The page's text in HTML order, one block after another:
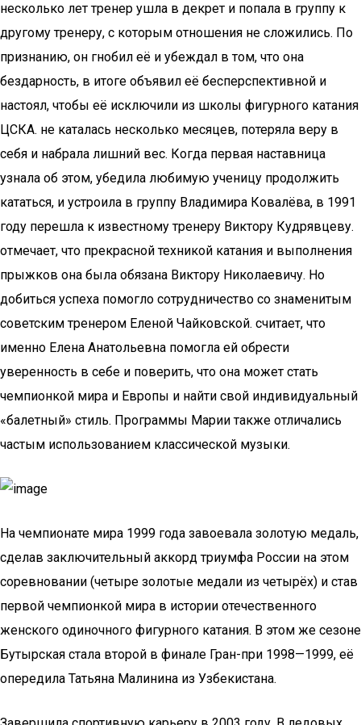
несколько лет тренер ушла в декрет и попала в группу к
другому тренеру, с которым отношения не сложились. По
признанию, он гнобил её и убеждал в том, что она
бездарность, в итоге объявил её бесперспективной и
настоял, чтобы её исключили из школы фигурного катания
ЦСКА. не каталась несколько месяцев, потеряла веру в
себя и набрала лишний вес. Когда первая наставница
узнала об этом, убедила любимую ученицу продолжить
кататься, и устроила в группу Владимира Ковалёва, в 1991
году перешла к известному тренеру Виктору Кудрявцеву.
отмечает, что прекрасной техникой катания и выполнения
прыжков она была обязана Виктору Николаевичу. Но
добиться успеха помогло сотрудничество со знаменитым
советским тренером Еленой Чайковской. считает, что
именно Елена Анатольевна помогла ей обрести
уверенность в себе и поверить, что она может стать
чемпионкой мира и Европы и найти свой индивидуальный
«балетный» стиль. Программы Марии также отличались
частым использованием классической музыки.
На чемпионате мира 1999 года завоевала золотую медаль,
сделав заключительный аккорд триумфа России на этом
соревновании (четыре золотые медали из четырёх) и став
первой чемпионкой мира в истории отечественного
женского одиночного фигурного катания. В этом же сезоне
Бутырская стала второй в финале Гран-при 1998—1999, её
опередила Татьяна Малинина из Узбекистана.